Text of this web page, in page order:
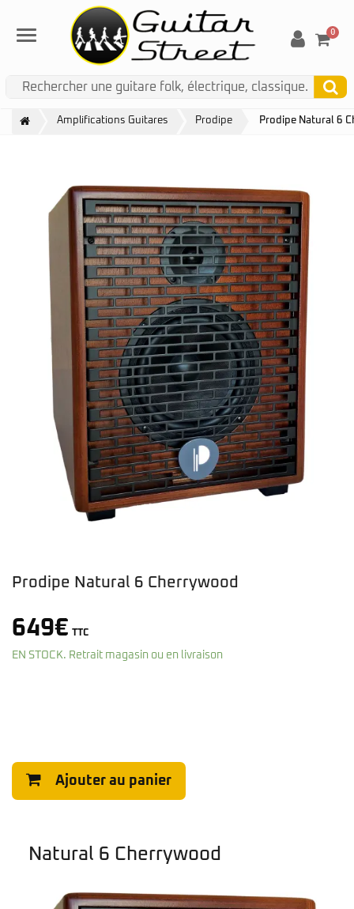
Menu 0
Amplifications Guitares Prodipe Prodipe Natural 6
Prodipe Natural 6 Cherrywood
649€ TTC
EN STOCK. Retrait magasin ou en livraison
Ajouter au panier
Natural 6 Cherrywood